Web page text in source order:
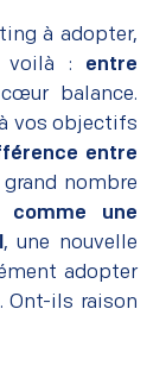
à adopter,
voilà : entre
balance.
vos objectifs
entre
grand nombre
comme une
, une nouvelle
adopter
Ont-ils raison